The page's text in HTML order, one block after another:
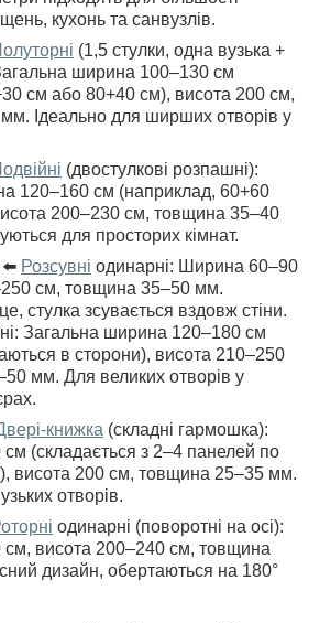
кухонь та санвузлів.
(1,5 стулки, одна вузька +
ширина 100–130 см
см або 80+40 см), висота 200 см,
Ідеально для ширших отворів у
(двостулкові розпашні):
120–160 см (наприклад, 60+60
200–230 см, товщина 35–40
для просторих кімнат.
Розсувні одинарні: Ширина 60–90
см, товщина 35–50 мм.
стулка зсувається вздовж стіни.
Загальна ширина 120–180 см
в сторони), висота 210–250
мм. Для великих отворів у
книжка (складні гармошка):
(складається з 2–4 панелей по
висота 200 см, товщина 25–35 мм.
отворів.
одинарні (поворотні на осі):
висота 200–240 см, товщина
дизайн, обертаються на 180°